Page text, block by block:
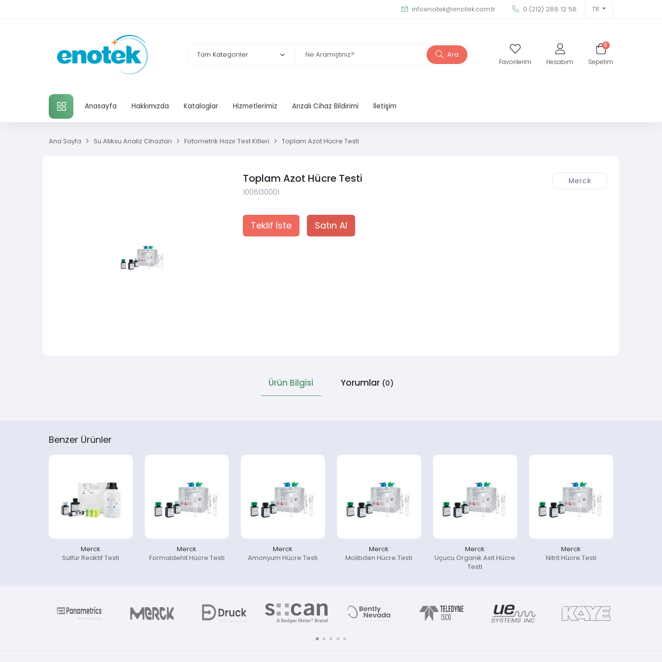
infoenotek@enotek.com.tr 0 (212) 288 12 58 TR
Favorilerim Hesabım
0
Sepetim
Ara
TÜM KATEGORILER
Anasayfa Hakkımızda Kataloglar Hizmetlerimiz Arızalı Cihaz Bildirimi İletişim
Ana Sayfa Su Atıksu Analiz Cihazları Fotometrik Hazır Test Kitleri Toplam Azot Hücre Testi
Merck
Toplam Azot Hücre Testi
1006130001
Teklif İste Satın Al
Ürün Bilgisi Yorumlar (0)
Benzer Ürünler
Merck
Sülfür Reaktif Testi
Merck
Formaldehit Hücre Testi
Merck
Amonyum Hücre Testi
Merck
Molibden Hücre Testi
Merck
Uçucu Organik Asit Hücre
Testi
Merck
Nitrit Hücre Testi